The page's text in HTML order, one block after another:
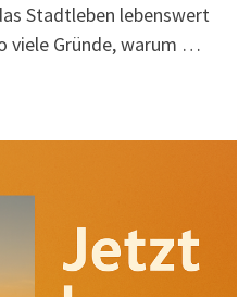
Stadtleben lebenswert
viele Gründe, warum …